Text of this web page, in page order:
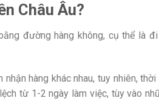
Châu Âu?
đường hàng không, cụ thể là
hàng khác nhau, tuy nhiên,
từ 1-2 ngày làm việc, tùy vào